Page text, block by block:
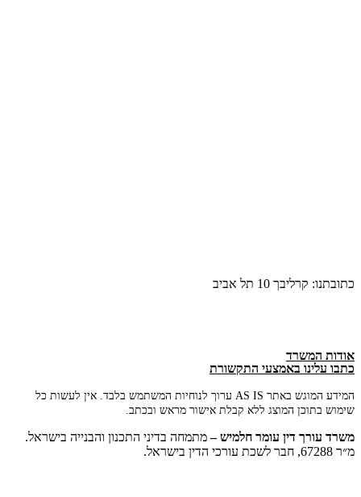
כתובתנו: קרליבך 10 תל אביב
אודות המשרד
כתבו עלינו באמצעי התקשורת
המידע המוגש באתר AS IS ערוך לנוחיות המשתמש בלבד. אין לעשות כל
שימוש בתוכן המוצג ללא קבלת אישור מראש ובכתב.
משרד עורך דין עומר חלמיש –מתמחה בדיני התכנון והבנייה בישראל.
מ״ר 67288, חבר לשכת עורכי הדין בישראל.